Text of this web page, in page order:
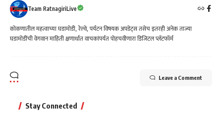
Team RatnagiriLive
कोकणातील महत्वाच्या घडामोडी, रेल्वे, पर्यटन विषयक अपडेट्स तसेच इतरही अनेक ताज्या
घडामोडींची वेगवान माहिती क्षणार्धात वाचकांपर्यत पोहचवीणारा डिजिटल प्लॅटफॉर्म
Leave a Comment
Stay Connected